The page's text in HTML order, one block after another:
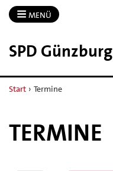
MENÜ
SPD Günzburg
Start › Termine
TERMINE